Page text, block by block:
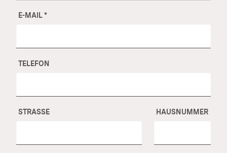
E-MAIL*
TELEFON
STRASSE HAUSNUMMER